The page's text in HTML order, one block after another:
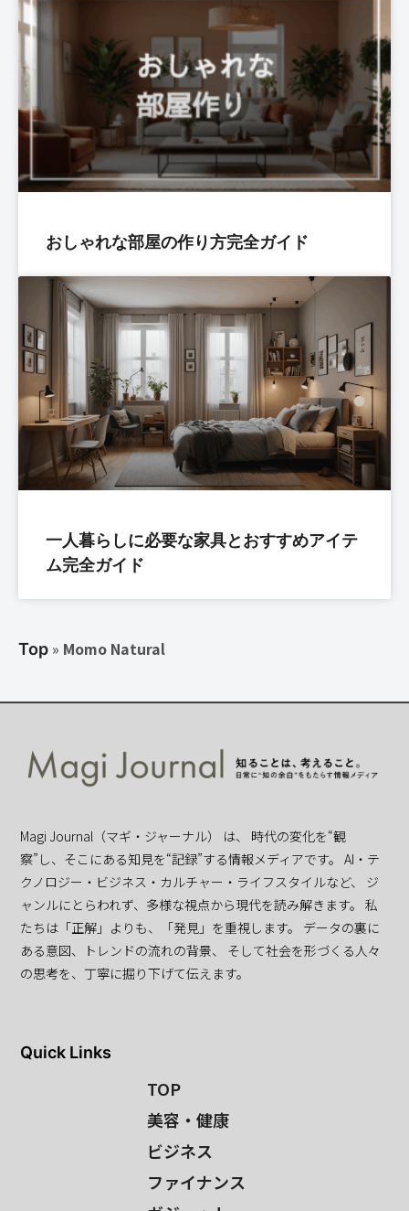
おしゃれな部屋の作り方完全ガイド
一人暮らしに必要な家具とおすすめアイテ
ム完全ガイド
Top » Momo Natural
Magi Journal（マギ・ジャーナル） は、 時代の変化を“観
察”し、そこにある知見を“記録”する情報メディアです。 AI・テ
クノロジー・ビジネス・カルチャー・ライフスタイルなど、 ジ
ャンルにとらわれず、多様な視点から現代を読み解きます。 私
たちは「正解」よりも、「発見」を重視します。 データの裏に
ある意図、トレンドの流れの背景、 そして社会を形づくる人々
の思考を、丁寧に掘り下げて伝えます。
Quick Links
TOP
美容・健康
ビジネス
ファイナンス